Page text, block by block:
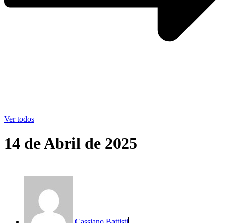
Ver todos
14 de Abril de 2025